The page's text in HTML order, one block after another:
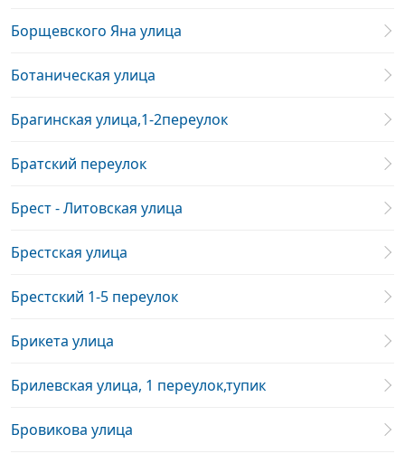
Борщевского Яна улица
Ботаническая улица
Брагинская улица,1-2переулок
Братский переулок
Брест - Литовская улица
Брестская улица
Брестский 1-5 переулок
Брикета улица
Брилевская улица, 1 переулок,тупик
Бровикова улица